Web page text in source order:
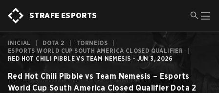
STRAFE ESPORTS
INICIAL DOTA 2 TORNEIOS
ESPORTS WORLD CUP SOUTH AMERICA CLOSED QUALIFIER
RED HOT CHILI PIBBLE VS TEAM NEMESIS - JUN 3, 2026
Red Hot Chili Pibble vs Team Nemesis – Esports
World Cup South America Closed Qualifier Dota 2